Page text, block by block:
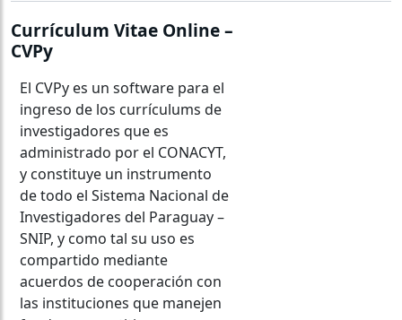
Currículum Vitae Online –
CVPy
El CVPy es un software para el
ingreso de los currículums de
investigadores que es
administrado por el CONACYT,
y constituye un instrumento
de todo el Sistema Nacional de
Investigadores del Paraguay –
SNIP, y como tal su uso es
compartido mediante
acuerdos de cooperación con
las instituciones que manejen